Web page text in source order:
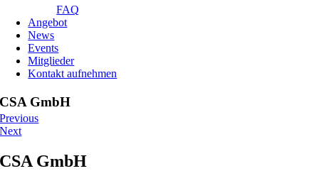
FAQ
Angebot
News
Events
Mitglieder
Kontakt aufnehmen
CSA GmbH
Previous
Next
CSA GmbH